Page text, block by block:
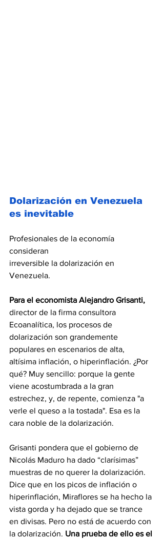
Dolarización en Venezuela
es inevitable
Profesionales de la economía
consideran
irreversible la dolarización en
Venezuela.
Para el economista Alejandro Grisanti,
director de la firma consultora
Ecoanalítica, los procesos de
dolarización son grandemente
populares en escenarios de alta,
altísima inflación, o hiperinflación. ¿Por
qué? Muy sencillo: porque la gente
viene acostumbrada a la gran
estrechez, y, de repente, comienza "a
verle el queso a la tostada". Esa es la
cara noble de la dolarización.
Grisanti pondera que el gobierno de
Nicolás Maduro ha dado “clarísimas”
muestras de no querer la dolarización.
Dice que en los picos de inflación o
hiperinflación, Miraflores se ha hecho la
vista gorda y ha dejado que se trance
en divisas. Pero no está de acuerdo con
la dolarización. Una prueba de ello es el